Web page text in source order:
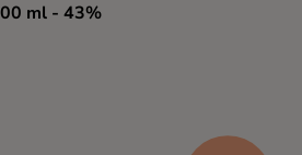
ml - 43%